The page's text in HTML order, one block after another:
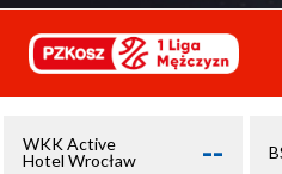
WKK Active
Hotel Wrocław
--